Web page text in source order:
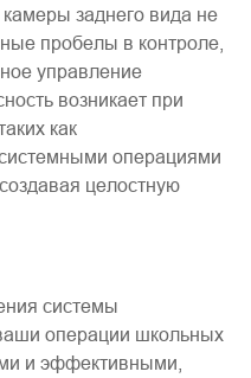
заднего вида​​ не
пробелы в контроле,
управление
возникает при
как
операциями
целостную
​системы
операции школьных
и эффективными,